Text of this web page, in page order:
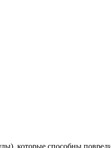
которые способны